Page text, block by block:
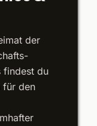
der
findest du
für den